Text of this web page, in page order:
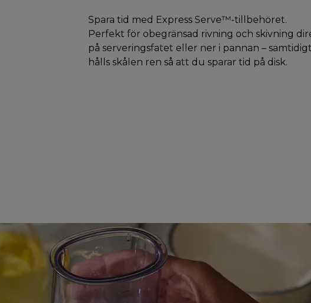
Spara tid med Express Serve™-tillbehöret.
Perfekt för obegränsad rivning och skivning
på serveringsfatet eller ner i pannan –
hålls skålen ren så att du sparar tid på disk.